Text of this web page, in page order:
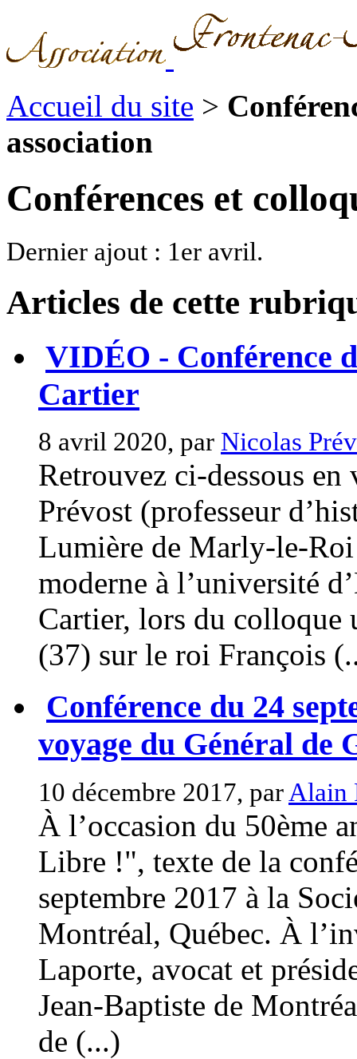
Accueil du site >
association
Conférences et
Dernier ajout : 1er avril.
Articles de cette
VIDÉO - Conférence
Cartier
8 avril 2020, par Nicolas
Retrouvez ci-dessous
Prévost (professeur
Lumière de Marly-le-Roi
moderne à l’université
Cartier, lors du colloque
(37) sur le roi François
Conférence du 24
voyage du Général de
10 décembre 2017, par Alain
À l’occasion du 50ème
Libre !", texte de la
septembre 2017 à la
Montréal, Québec. À
Laporte, avocat et
Jean-Baptiste de
de (...)